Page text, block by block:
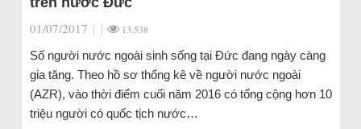
01/07/2017 | | 13.538
Số người nước ngoài sinh sống tại Đức đang ngày càng
gia tăng. Theo hồ sơ thống kê về người nước ngoài
(AZR), vào thời điểm cuối năm 2016 có tổng cộng hơn 10
triệu người có quốc tịch nước…